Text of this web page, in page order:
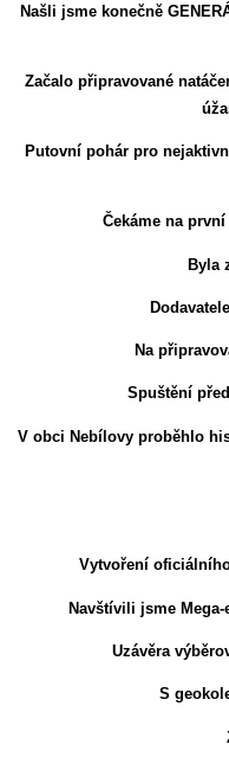
Našli jsme konečně
Začalo připravované
Putovní pohár pro
Čekáme na
Byla
Na
Spuštění
V obci Nebílovy proběhlo
Vytvoření oficiálního
Navštívili jsme
Uzávěra
S